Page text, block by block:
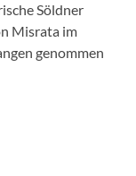
Söldner
Misrata im
genommen